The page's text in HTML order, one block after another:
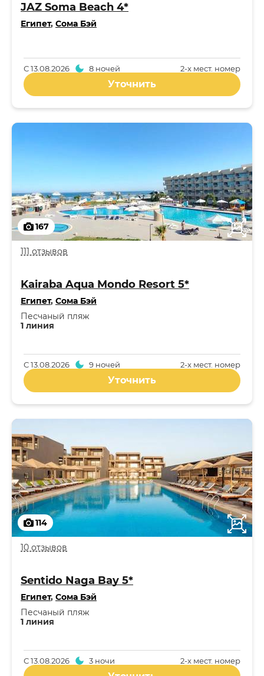
JAZ Soma Beach 4*
Египет, Сома Бэй
2-x мест. номер
С13.08.2026 8 ночей
Уточнить
167
111 отзывов
Kairaba Aqua Mondo Resort 5*
Египет, Сома Бэй
1 линия
Песчаный пляж
2-x мест. номер
С13.08.2026 9 ночей
Уточнить
114
10 отзывов
Sentido Naga Bay 5*
Египет, Сома Бэй
1 линия
Песчаный пляж
2-x мест. номер
С13.08.2026 3 ночи